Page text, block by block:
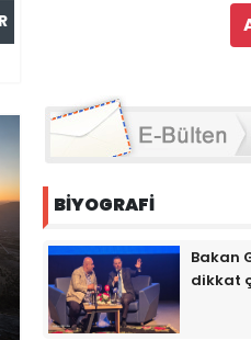
BİYOGRAFİ
Bakan
dikkat